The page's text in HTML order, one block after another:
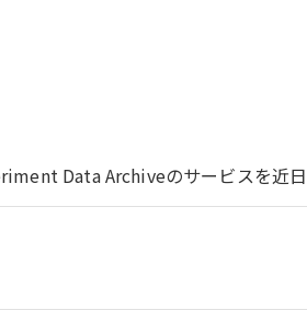
Data Archiveのサービスを近日